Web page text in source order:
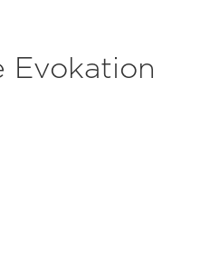
Evokation